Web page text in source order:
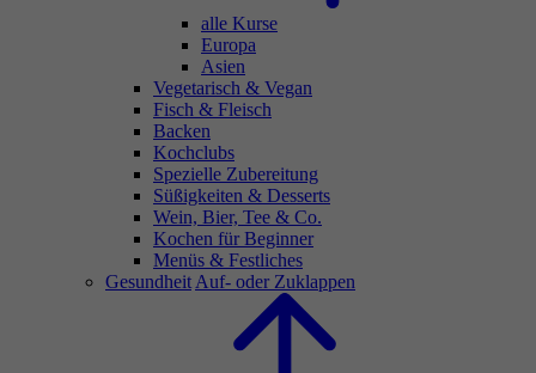
alle Kurse
Europa
Asien
Vegetarisch & Vegan
Fisch & Fleisch
Backen
Kochclubs
Spezielle Zubereitung
Süßigkeiten & Desserts
Wein, Bier, Tee & Co.
Kochen für Beginner
Menüs & Festliches
Gesundheit Auf- oder Zuklappen